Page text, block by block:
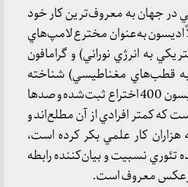
در جهان به معروف‌ترين كار خود
به‌عنوان مخترع لامپ‌هاي
به انرژي نوراني) و گرامافون
قطب‌هاي مغناطيسي) شناخته
مي‌شود درحالي‌كه اديسون 400 اختراع ثبت‌شده و صدها
كه كمتر افرادي از آن مطلع‌اند و
هزاران كار علمي بكر كرده است،
تئوري نسبيت و بيان‌كننده رابطه
برعكس معروف است.